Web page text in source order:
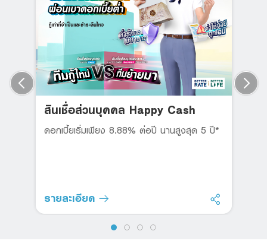
สินเชื่อส่วนบุคคล Happy Cash
ดอกเบี้ยเริ่มเพียง 8.88% ต่อปี นานสูงสุด 5 ปี*
รายละเอียด